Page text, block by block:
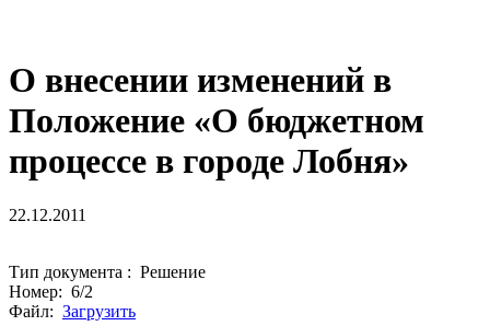
О внесении изменений в
Положение «О бюджетном
процессе в городе Лобня»
22.12.2011
Тип документа : Решение
Номер: 6/2
Файл: Загрузить